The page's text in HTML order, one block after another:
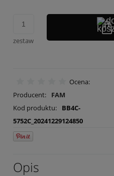
zestaw
Ocena:
Producent:
FAM
Kod produktu:
BB4C-
5752C_20241229124850
Opis